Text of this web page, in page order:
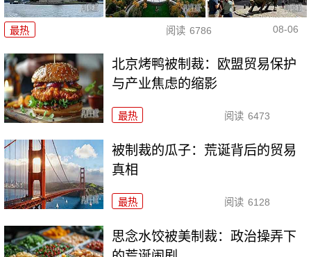
最热 阅读 6786 08-06
北京烤鸭被制裁：欧盟贸易保护
与产业焦虑的缩影
最热 阅读 6473
被制裁的瓜子：荒诞背后的贸易
真相
最热 阅读 6128
思念水饺被美制裁：政治操弄下